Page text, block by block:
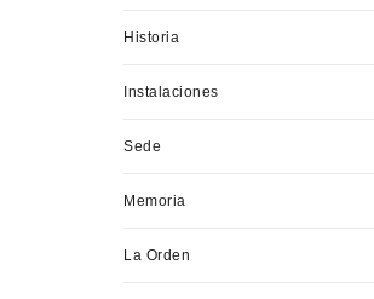
Historia
Instalaciones
Sede
Memoria
La Orden